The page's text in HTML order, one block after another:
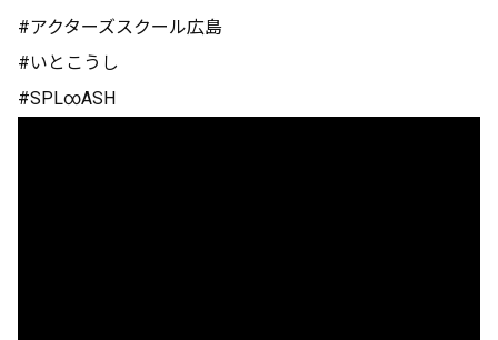
#アクターズスクール広島
#いとこうし
#SPL∞ASH